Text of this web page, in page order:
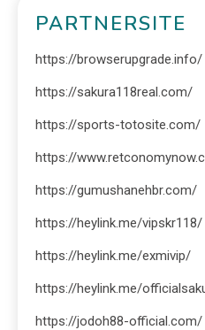
PARTNERSITE
https://browserupgrade.info/
https://sakura118real.com/
https://sports-totosite.com/
https://
https://gumushanehbr.com/
https://heylink.me/vipskr118/
https://heylink.me/exmivip/
https://heylink.me/
https://jodoh88-official.com/